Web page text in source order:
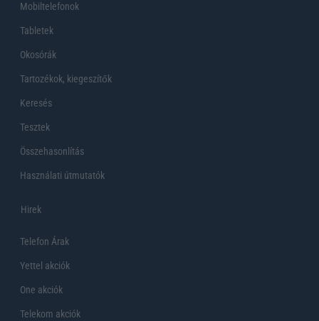
Mobiltelefonok
Tabletek
Okosórák
Tartozékok, kiegeszítők
Keresés
Tesztek
Összehasonlítás
Használati útmutatók
Hirek
Telefon Árak
Yettel akciók
One akciók
Telekom akciók